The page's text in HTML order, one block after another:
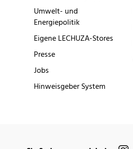
Umwelt- und
Energiepolitik
Eigene LECHUZA-Stores
Presse
Jobs
Hinweisgeber System